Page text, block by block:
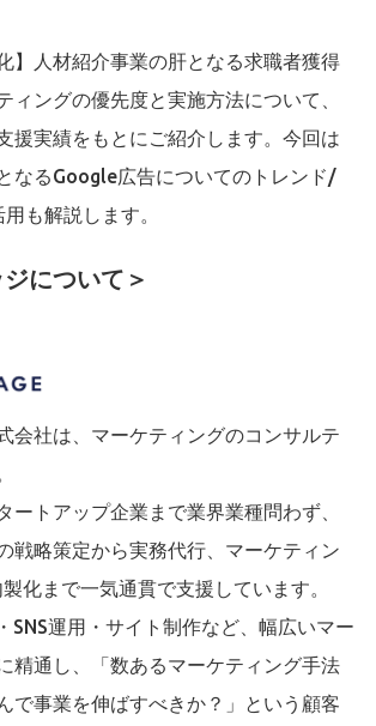
】人材紹介事業の肝となる求職者獲得
ィングの優先度と実施方法について、
援実績をもとにご紹介します。今回は
なるGoogle広告についてのトレンド/
も解説します。
について＞
会社は、マーケティングのコンサルテ
ートアップ企業まで業界業種問わず、
戦略策定から実務代行、マーケティン
化まで一気通貫で支援しています。
SNS運用・サイト制作など、幅広いマー
精通し、「数あるマーケティング手法
で事業を伸ばすべきか？」という顧客